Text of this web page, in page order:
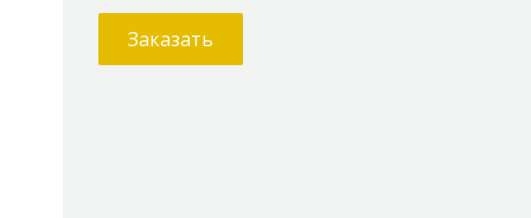
Заказать